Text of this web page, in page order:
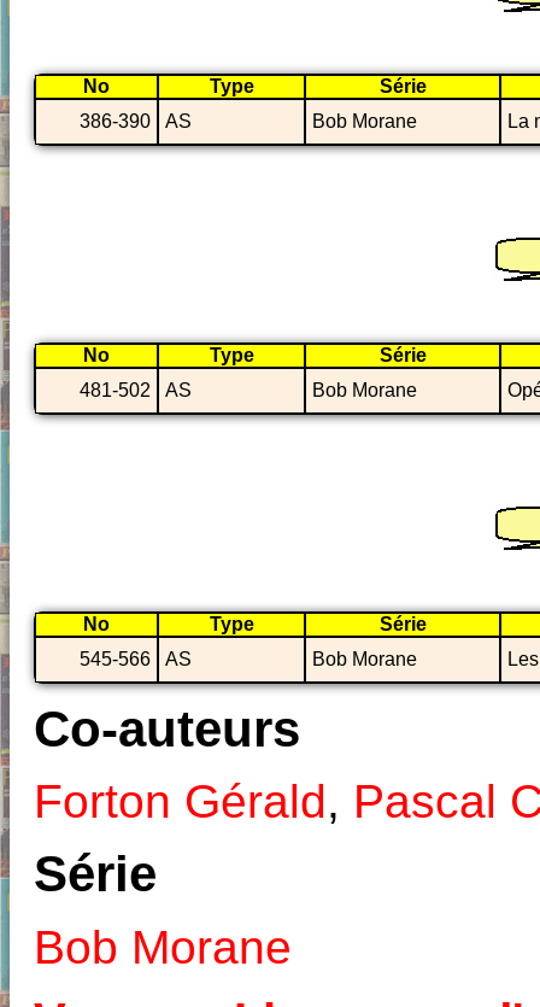
No Type
Série
386-390
AS Bob Morane La
No Type
Série
481-502
AS Bob Morane
No Type
Série
545-566
AS Bob Morane
Co-auteurs
Forton Gérald, Pascal
Série
Bob Morane